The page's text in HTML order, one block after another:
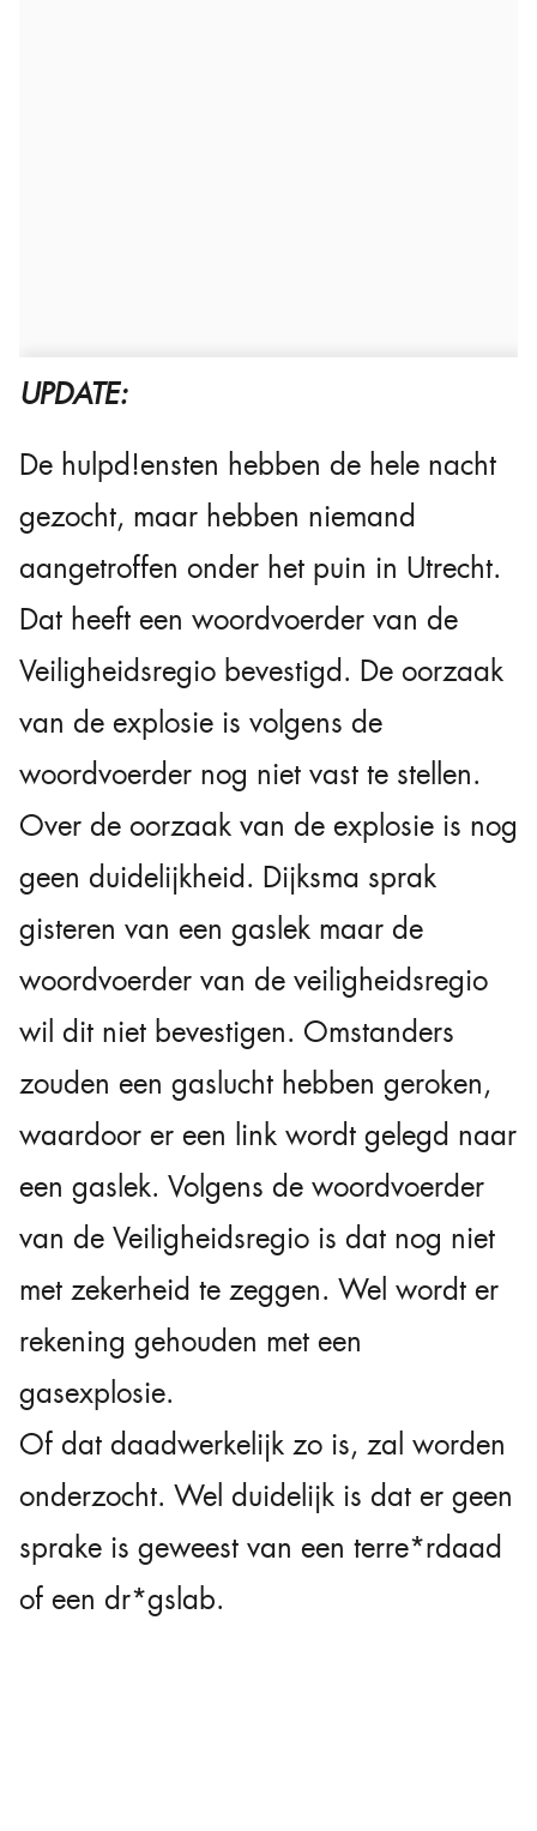
UPDATE:
De hulpd!ensten hebben de hele nacht
gezocht, maar hebben niemand
aangetroffen onder het puin in Utrecht.
Dat heeft een woordvoerder van de
Veiligheidsregio bevestigd. De oorzaak
van de explosie is volgens de
woordvoerder nog niet vast te stellen.
Over de oorzaak van de explosie is nog
geen duidelijkheid. Dijksma sprak
gisteren van een gaslek maar de
woordvoerder van de veiligheidsregio
wil dit niet bevestigen. Omstanders
zouden een gaslucht hebben geroken,
waardoor er een link wordt gelegd naar
een gaslek. Volgens de woordvoerder
van de Veiligheidsregio is dat nog niet
met zekerheid te zeggen. Wel wordt er
rekening gehouden met een
gasexplosie.
Of dat daadwerkelijk zo is, zal worden
onderzocht. Wel duidelijk is dat er geen
sprake is geweest van een terre*rdaad
of een dr*gslab.